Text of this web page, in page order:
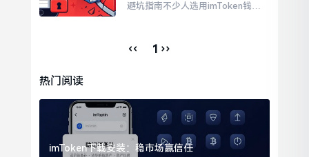
避坑指南不少人选用imToken钱包
于热钱包，私钥始终与网络相连，
‹‹ 1 ››
热门阅读
imToken下载安装：稳市场赢信任